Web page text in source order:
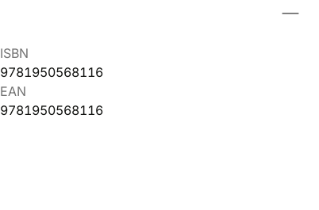
ISBN
9781950568116
EAN
9781950568116